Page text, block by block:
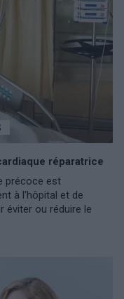
réparatrice
précoce est
à l'hôpital et de
éviter ou réduire le